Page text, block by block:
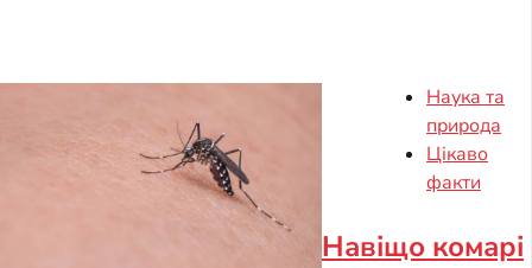
Наука та
природа
Цікаво
факти
Навіщо комарі